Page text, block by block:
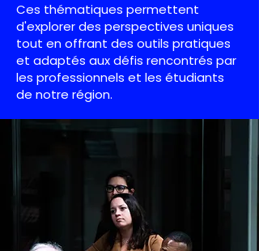
Ces thématiques permettent
d'explorer des perspectives uniques
tout en offrant des outils pratiques
et adaptés aux défis rencontrés par
les professionnels et les étudiants
de notre région.